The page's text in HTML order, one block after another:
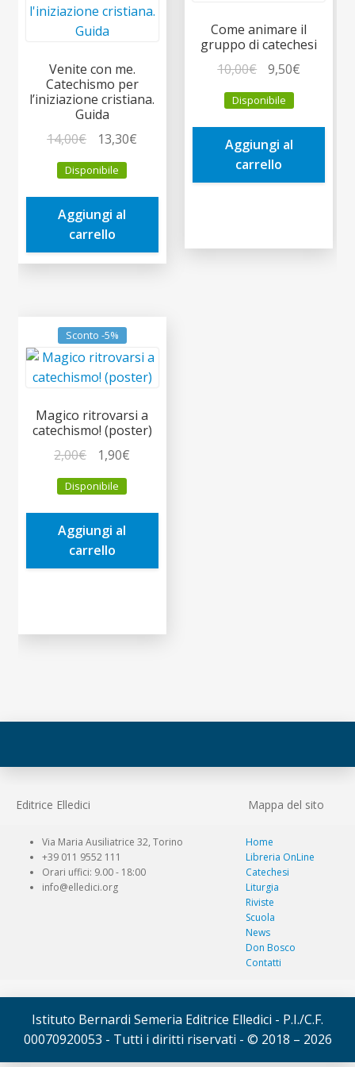
Venite con me.
Catechismo per
l’iniziazione cristiana.
Guida
14,00€
prezzo
originale
era:
14,00€.
13,30€
è:
Disponibile
Aggiungi al
carrello
Come animare il
gruppo di catechesi
10,00€
prezzo
originale
era:
10,00€.
9,50€
è:
Disponibile
Aggiungi al
carrello
Sconto -5%
Magico ritrovarsi a
catechismo! (poster)
2,00€
prezzo
originale
era:
2,00€.
1,90€
è:
Disponibile
Aggiungi al
carrello
Editrice Elledici Mappa del sito
Via Maria Ausiliatrice 32, Torino
+39 011 9552 111
Orari uffici: 9.00 - 18:00
info@elledici.org
Home
Libreria OnLine
Catechesi
Liturgia
Riviste
Scuola
News
Don Bosco
Contatti
Istituto Bernardi Semeria Editrice Elledici - P.I./C.F.
00070920053 - Tutti i diritti riservati - © 2018 – 2026